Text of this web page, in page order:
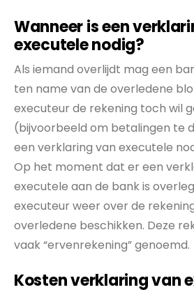
Wanneer is een
executele nodig?
Als iemand overlijdt mag een
ten name van de overledene
executeur de rekening toch wil
(bijvoorbeeld om betalingen te
een verklaring van executele
Op het moment dat er een
executele aan de bank is
executeur weer over de
overledene beschikken. Deze
vaak “ervenrekening” genoemd.
Kosten verklaring van